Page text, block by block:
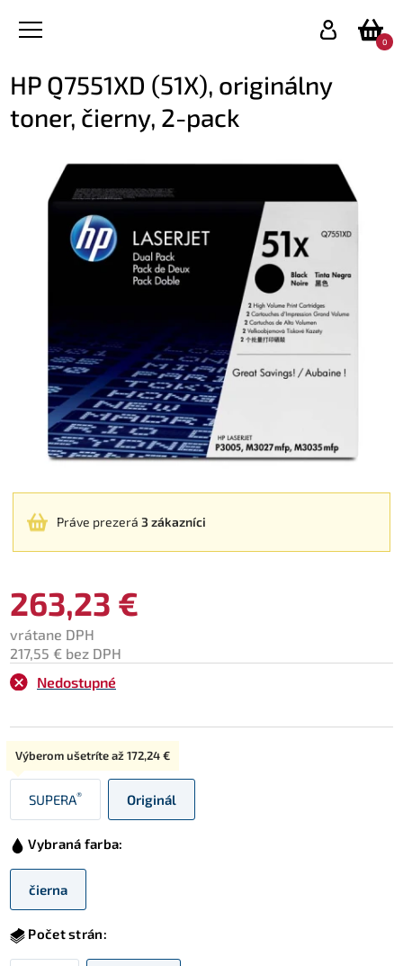
0
HP Q7551XD (51X), originálny
toner, čierny, 2-pack
Práve prezerá 3 zákazníci
263,23 €
vrátane DPH
217,55 € bez DPH
Nedostupné
Typ:
SUPERA®
Výberom ušetríte až172,24 €
Originál
Vybraná farba:
čierna
Počet strán: